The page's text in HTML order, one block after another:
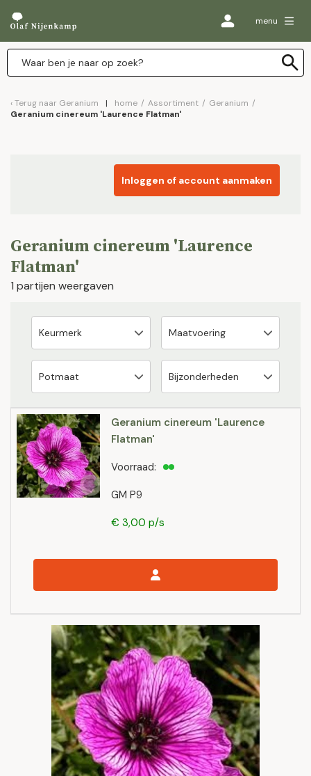
menu
Terug naar Geranium home / Assortiment / Geranium /
Geranium cinereum 'Laurence Flatman'
Inloggen of account aanmaken
Geranium cinereum 'Laurence
Flatman'
1 partijen weergaven
Geranium cinereum 'Laurence
Flatman'
GM P9
Voorraad:
€ 3,00 p/s